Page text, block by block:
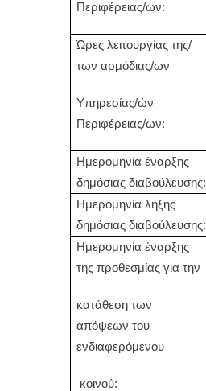
Περιφέρειας/ων:
Ώρες λειτουργίας της/
των αρμόδιας/ων
Υπηρεσίας/ών
Περιφέρειας/ων:
Ημερομηνία έναρξης
δημόσιας διαβούλευσης:
Ημερομηνία λήξης
δημόσιας διαβούλευσης:
Ημερομηνία έναρξης
της προθεσμίας για την
κατάθεση των
απόψεων του
ενδιαφερόμενου
κοινού: